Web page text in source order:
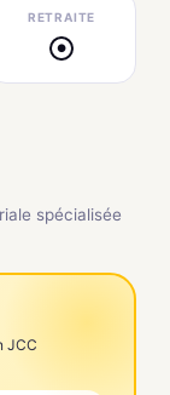
RETRAITE
●
spécialisée
JCC